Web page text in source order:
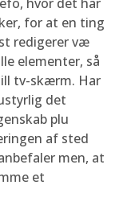
for at en ting
redigerer væ
elementer, så
tv-skærm. Har
det
plu
af sted
men, at
et